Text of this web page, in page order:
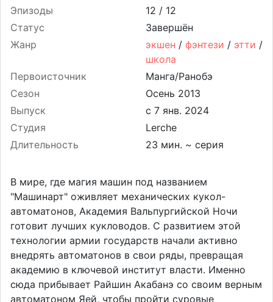
Эпизоды
12 / 12
Статус
Завершён
Жанр
экшен / фэнтези / этти /
школа
Первоисточник
Манга/Ранобэ
Сезон
Осень 2013
Выпуск
Студия
Lerche
Длительность
23 мин. ~ серия
В мире, где магия машин под названием
"Машинарт" оживляет механических кукол-
автоматонов, Академия Вальпургийской Ночи
готовит лучших кукловодов. С развитием этой
технологии армии государств начали активно
внедрять автоматонов в свои ряды, превращая
академию в ключевой институт власти. Именно
сюда прибывает Райшин Акабанэ со своим верным
автоматоном Яей, чтобы пройти суровые